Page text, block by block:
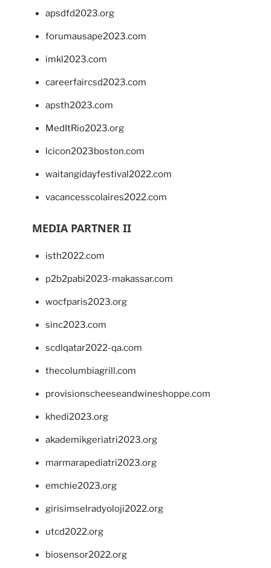
apsdfd2023.org
forumausape2023.com
imkl2023.com
careerfaircsd2023.com
apsth2023.com
MedItRio2023.org
lcicon2023boston.com
waitangidayfestival2022.com
vacancesscolaires2022.com
MEDIA PARTNER II
isth2022.com
p2b2pabi2023-makassar.com
wocfparis2023.org
sinc2023.com
scdlqatar2022-qa.com
thecolumbiagrill.com
provisionscheeseandwineshoppe.com
khedi2023.org
akademikgeriatri2023.org
marmarapediatri2023.org
emchie2023.org
girisimselradyoloji2022.org
utcd2022.org
biosensor2022.org